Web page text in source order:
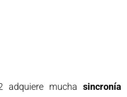
adquiere mucha sincronía